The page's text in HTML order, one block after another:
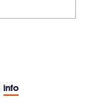
info